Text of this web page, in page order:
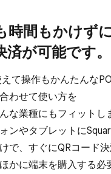
間も​かけずに
が​可能です。
て​操作も​かんたんな​
わせて​使い方を​
な​業種にも​フィットし
ンや​タブレットに​
で、​すぐに​QRコード
かに​端末を​購入する​必